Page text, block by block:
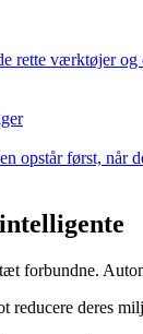
rette værktøjer
opstår først,
forbundne.
deres